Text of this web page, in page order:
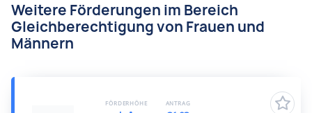
Weitere Förderungen im Bereich
Gleichberechtigung von Frauen und
Männern
FÖRDERHÖHE ANTRAG